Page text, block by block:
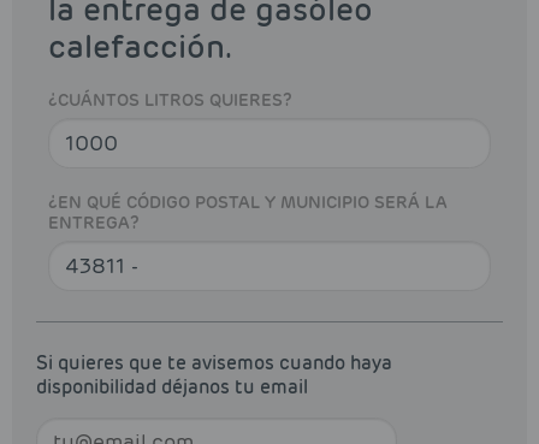
la entrega de gasóleo
calefacción.
¿CUÁNTOS LITROS QUIERES?
¿EN QUÉ CÓDIGO POSTAL Y MUNICIPIO SERÁ LA
ENTREGA?
Si quieres que te avisemos cuando haya
disponibilidad déjanos tu email